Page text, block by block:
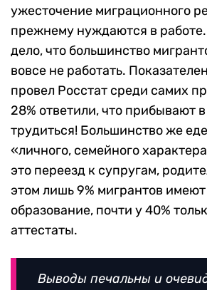
ужесточение миграционного
прежнему нуждаются в
дело, что большинство
вовсе не работать.
провел Росстат среди самих
28% ответили, что прибывают
трудиться! Большинство же
«личного, семейного
это переезд к супругам,
этом лишь 9% мигрантов
образование, почти у 40%
аттестаты.
Выводы печальны и